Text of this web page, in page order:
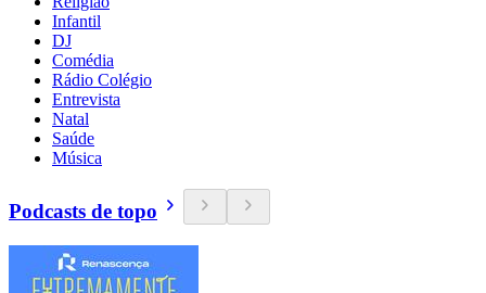
Infantil
DJ
Comédia
Rádio Colégio
Entrevista
Natal
Saúde
Música
Podcasts de topo